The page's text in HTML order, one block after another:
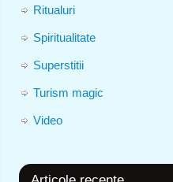
Ritualuri
Spiritualitate
Superstitii
Turism magic
Video